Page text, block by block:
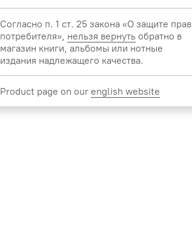
Согласно п. 1 ст. 25 закона «О защите прав
потребителя», нельзя вернуть обратно в
магазин книги, альбомы или нотные
издания надлежащего качества.
Product page on our english website